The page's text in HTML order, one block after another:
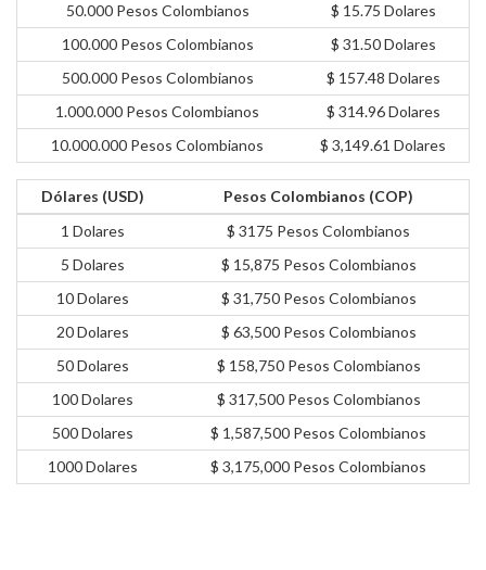
50.000 Pesos Colombianos
$ 15.75 Dolares
100.000 Pesos Colombianos
$ 31.50 Dolares
500.000 Pesos Colombianos
$ 157.48 Dolares
1.000.000 Pesos Colombianos
$ 314.96 Dolares
10.000.000 Pesos Colombianos
$ 3,149.61 Dolares
Dólares (USD)
Pesos Colombianos (COP)
1 Dolares
$ 3175 Pesos Colombianos
5 Dolares
$ 15,875 Pesos Colombianos
10 Dolares
$ 31,750 Pesos Colombianos
20 Dolares
$ 63,500 Pesos Colombianos
50 Dolares
$ 158,750 Pesos Colombianos
100 Dolares
$ 317,500 Pesos Colombianos
500 Dolares
$ 1,587,500 Pesos Colombianos
1000 Dolares
$ 3,175,000 Pesos Colombianos